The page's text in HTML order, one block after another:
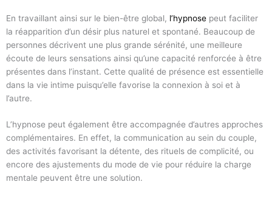
En travaillant ainsi sur le bien-être global, l’hypnose peut faciliter
la réapparition d’un désir plus naturel et spontané. Beaucoup de
personnes décrivent une plus grande sérénité, une meilleure
écoute de leurs sensations ainsi qu’une capacité renforcée à être
présentes dans l’instant. Cette qualité de présence est essentielle
dans la vie intime puisqu’elle favorise la connexion à soi et à
l’autre.
L’hypnose peut également être accompagnée d’autres approches
complémentaires. En effet, la communication au sein du couple,
des activités favorisant la détente, des rituels de complicité, ou
encore des ajustements du mode de vie pour réduire la charge
mentale peuvent être une solution.